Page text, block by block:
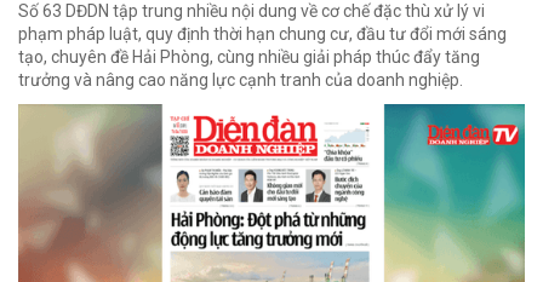
Số 63 DĐDN tập trung nhiều nội dung về cơ chế đặc thù xử lý vi
phạm pháp luật, quy định thời hạn chung cư, đầu tư đổi mới sáng
tạo, chuyên đề Hải Phòng, cùng nhiều giải pháp thúc đẩy tăng
trưởng và nâng cao năng lực cạnh tranh của doanh nghiệp.